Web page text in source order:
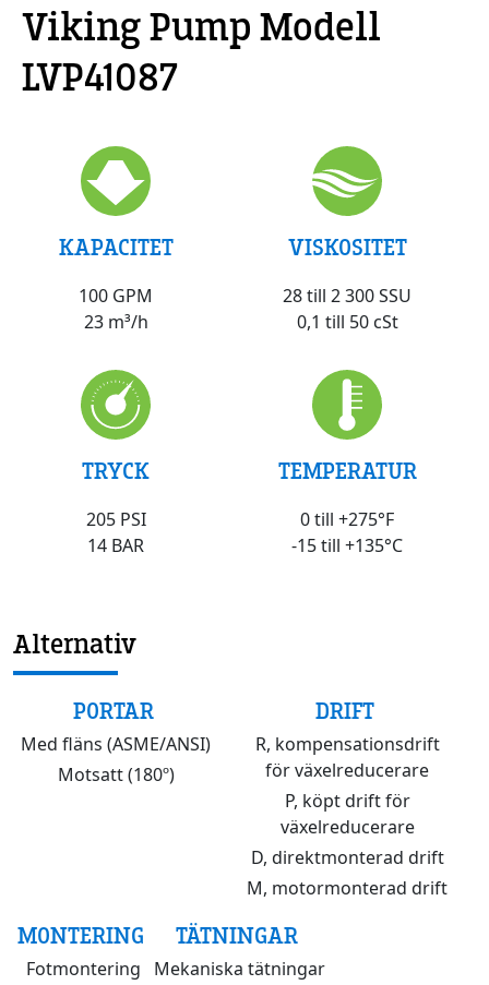
Viking Pump Modell
LVP41087
KAPACITET
100 GPM
23 m³/h
VISKOSITET
28 till 2 300 SSU
0,1 till 50 cSt
TRYCK
205 PSI
14 BAR
TEMPERATUR
0 till +275°F
-15 till +135°C
Alternativ
PORTAR
Med fläns (ASME/ANSI)
Motsatt (180º)
DRIFT
R, kompensationsdrift
för växelreducerare
P, köpt drift för
växelreducerare
D, direktmonterad drift
M, motormonterad drift
MONTERING
Fotmontering
TÄTNINGAR
Mekaniska tätningar